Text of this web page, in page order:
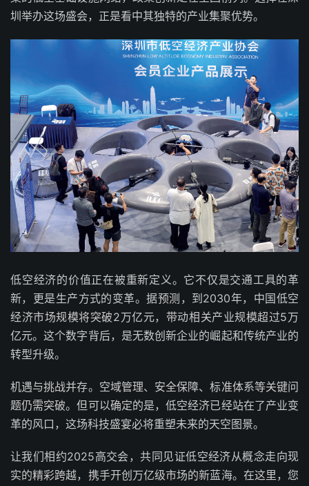
圳举办这场盛会，正是看中其独特的产业集聚优势。
低空经济的价值正在被重新定义。它不仅是交通工具的革
新，更是生产方式的变革。据预测，到2030年，中国低空
经济市场规模将突破2万亿元，带动相关产业规模超过5万
亿元。这个数字背后，是无数创新企业的崛起和传统产业的
转型升级。
机遇与挑战并存。空域管理、安全保障、标准体系等关键问
题仍需突破。但可以确定的是，低空经济已经站在了产业变
革的风口，这场科技盛宴必将重塑未来的天空图景。
让我们相约2025高交会，共同见证低空经济从概念走向现
实的精彩跨越，携手开创万亿级市场的新蓝海。在这里，您